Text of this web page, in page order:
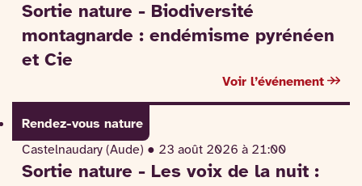
Sortie nature - Biodiversité
montagnarde : endémisme pyrénéen
et Cie
Voir l’événement
Rendez-vous nature
Castelnaudary (Aude) ● 23 août 2026 à 21:00
Sortie nature - Les voix de la nuit :